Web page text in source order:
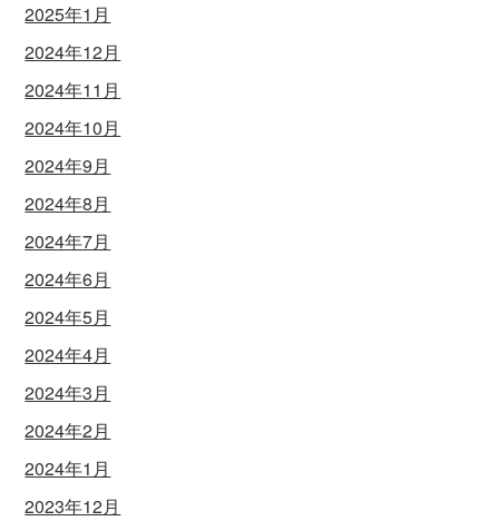
2025年1月
2024年12月
2024年11月
2024年10月
2024年9月
2024年8月
2024年7月
2024年6月
2024年5月
2024年4月
2024年3月
2024年2月
2024年1月
2023年12月